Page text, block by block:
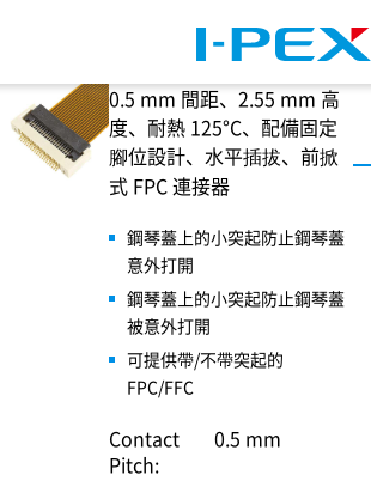
0.5 mm 間距、2.55 mm 高
度、耐熱 125°C、配備固定
腳位設計、水平插拔、前掀
式 FPC 連接器
鋼琴蓋上的小突起防止鋼琴蓋
意外打開
鋼琴蓋上的小突起防止鋼琴蓋
被意外打開
可提供帶/不帶突起的
FPC/FFC
Contact
Pitch:
0.5 mm